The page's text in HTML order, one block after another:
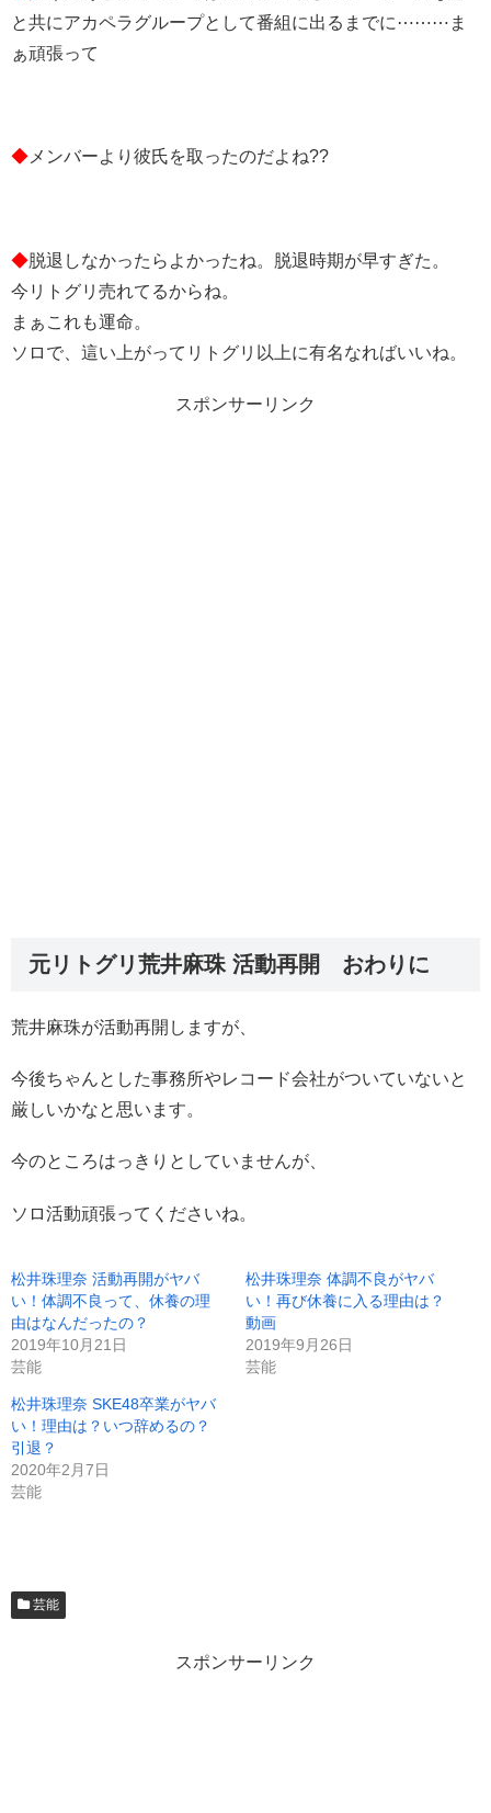
と共にアカペラグループとして番組に出るまでに⋯⋯⋯ま
ぁ頑張って
◆ メンバーより彼氏を取ったのだよね??
◆脱退しなかったらよかったね。脱退時期が早すぎた。
今リトグリ売れてるからね。
まぁこれも運命。
ソロで、這い上がってリトグリ以上に有名なればいいね。
スポンサーリンク
元リトグリ荒井麻珠 活動再開 おわりに
荒井麻珠が活動再開しますが、
今後ちゃんとした事務所やレコード会社がついていないと
厳しいかなと思います。
今のところはっきりとしていませんが、
ソロ活動頑張ってくださいね。
松井珠理奈 活動再開がヤバ
い！体調不良って、休養の理
由はなんだったの？
2019年10月21日
芸能
松井珠理奈 体調不良がヤバ
い！再び休養に入る理由は？
動画
2019年9月26日
芸能
松井珠理奈 SKE48卒業がヤバ
い！理由は？いつ辞めるの？
引退？
2020年2月7日
芸能
芸能
スポンサーリンク